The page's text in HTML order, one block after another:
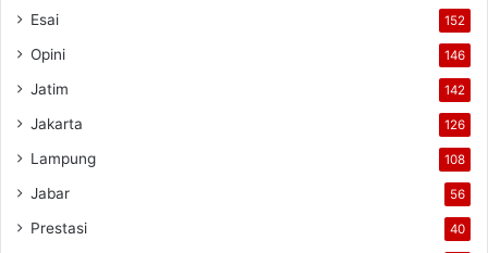
Esai 152
Opini 146
Jatim 142
Jakarta 126
Lampung 108
Jabar 56
Prestasi 40